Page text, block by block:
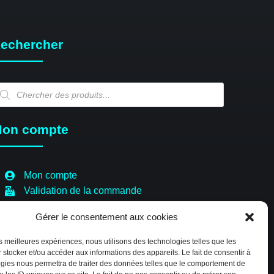
Gérer le consentement aux cookies
meilleures expériences, nous utilisons des technologies telles que les
stocker et/ou accéder aux informations des appareils. Le fait de consentir à
nous permettra de traiter des données telles que le comportement de
compte
Mon compte
Validation de la commande
Boutique
Paiement sécurisé
Politique de cookies (EU)